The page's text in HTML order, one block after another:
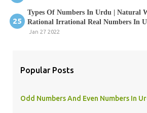
Types Of Numbers In Urdu | Natural
Rational Irrational Real Numbers In
Jan 27 2022
Popular Posts
Odd Numbers And Even Numbers In